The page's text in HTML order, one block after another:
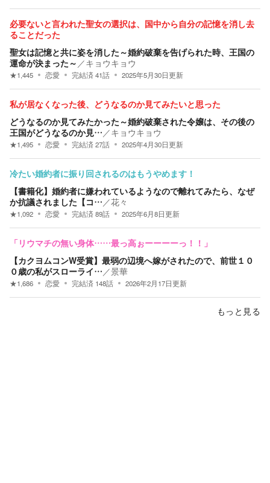
必要ないと言われた聖女の選択は、国中から自分の記憶を消し去
ることだった
聖女は記憶と共に姿を消した～婚約破棄を告げられた時、王国の
運命が決まった～ ／キョウキョウ
★1,445 恋愛 完結済41話 2025年5月30日更新
私が居なくなった後、どうなるのか見てみたいと思った
どうなるのか見てみたかった～婚約破棄された令嬢は、その後の
王国がどうなるのか見… ／キョウキョウ
★1,495 恋愛 完結済27話 2025年4月30日更新
冷たい婚約者に振り回されるのはもうやめます！
【書籍化】婚約者に嫌われているようなので離れてみたら、なぜ
か抗議されました【コ… ／花々
★1,092 恋愛 完結済89話 2025年6月8日更新
「リウマチの無い身体……最っ高ぉーーーーっ！！」
【カクヨムコンW受賞】最弱の辺境へ嫁がされたので、前世１０
０歳の私がスローライ… ／景華
★1,686 恋愛 完結済 148話 2026年2月17日更新
もっと見る